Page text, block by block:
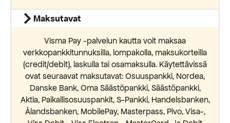
Maksutavat
Visma Pay -palvelun kautta voit maksaa
verkkopankkitunnuksilla, lompakolla, maksukorteilla
(credit/debit), laskulla tai osamaksulla. Käytettävissä
ovat seuraavat maksutavat: Osuuspankki, Nordea,
Danske Bank, Oma Säästöpankki, Säästöpankki,
Aktia, Paikallisosuuspankit, S-Pankki, Handelsbanken,
Ålandsbanken, MobilePay, Masterpass, Pivo, Visa-,